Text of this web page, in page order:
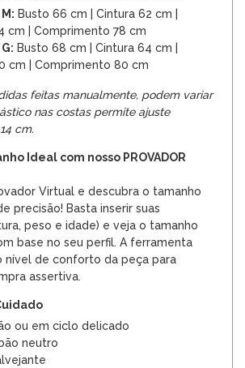
Busto 66 cm | Cintura 62 cm |
cm | Comprimento 78 cm
Busto 68 cm | Cintura 64 cm |
cm | Comprimento 80 cm
feitas manualmente, podem variar
nas costas permite ajuste
cm.
Ideal com nosso PROVADOR
Virtual e descubra o tamanho
precisão! Basta inserir suas
peso e idade) e veja o tamanho
base no seu perfil. A ferramenta
nível de conforto da peça para
assertiva.
ou em ciclo delicado
neutro